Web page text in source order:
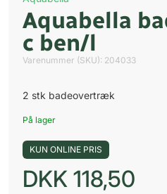
Aquabella
c ben/l
Varenummer (SKU): 204033
2 stk badeovertræk
På lager
KUN ONLINE PRIS
DKK 118,50